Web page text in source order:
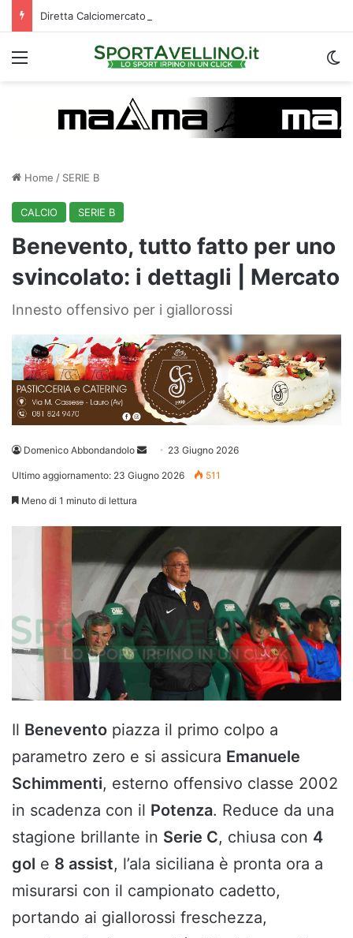
Menu
Home / SERIE B
CALCIO SERIE B
Benevento, tutto fatto per uno
svincolato: i dettagli | Mercato
Innesto offensivo per i giallorossi
Domenico Abbondandolo
Invia 23 Giugno 2026
Ultimo aggiornamento: 23 Giugno 2026 511
Meno di 1 minuto di lettura
Il Benevento piazza il primo colpo a
parametro zero e si assicura Emanuele
Schimmenti, esterno offensivo classe 2002
in scadenza con il Potenza. Reduce da una
stagione brillante in Serie C, chiusa con 4
gol e 8 assist, l’ala siciliana è pronta ora a
misurarsi con il campionato cadetto,
portando ai giallorossi freschezza,